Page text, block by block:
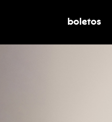
alternar
boletos